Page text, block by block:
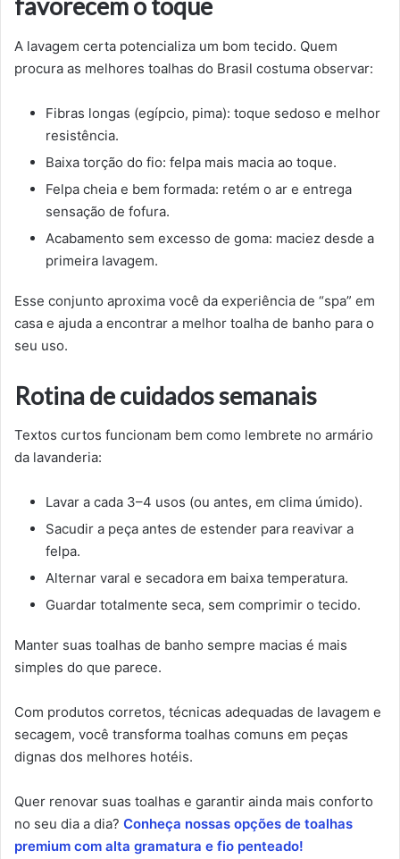
favorecem o toque
A lavagem certa potencializa um bom tecido. Quem
procura as melhores toalhas do Brasil costuma observar:
Fibras longas (egípcio, pima): toque sedoso e melhor
resistência.
Baixa torção do fio: felpa mais macia ao toque.
Felpa cheia e bem formada: retém o ar e entrega
sensação de fofura.
Acabamento sem excesso de goma: maciez desde a
primeira lavagem.
Esse conjunto aproxima você da experiência de “spa” em
casa e ajuda a encontrar a melhor toalha de banho para o
seu uso.
Rotina de cuidados semanais
Textos curtos funcionam bem como lembrete no armário
da lavanderia:
Lavar a cada 3–4 usos (ou antes, em clima úmido).
Sacudir a peça antes de estender para reavivar a
felpa.
Alternar varal e secadora em baixa temperatura.
Guardar totalmente seca, sem comprimir o tecido.
Manter suas toalhas de banho sempre macias é mais
simples do que parece.
Com produtos corretos, técnicas adequadas de lavagem e
secagem, você transforma toalhas comuns em peças
dignas dos melhores hotéis.
Quer renovar suas toalhas e garantir ainda mais conforto
no seu dia a dia? Conheça nossas opções de toalhas
premium com alta gramatura e fio penteado!